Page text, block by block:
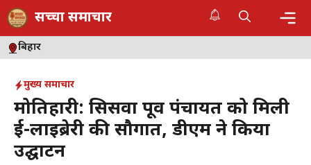
Skip
to
content
सच्चा समाचार
बिहार
मुख्य समाचार
मोतिहारी: सिसवा पूर्वी पंचायत को मिली
ई-लाइब्रेरी की सौगात, डीएम ने किया
उद्घाटन